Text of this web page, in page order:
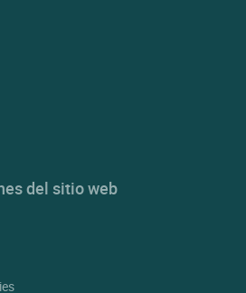
del sitio web